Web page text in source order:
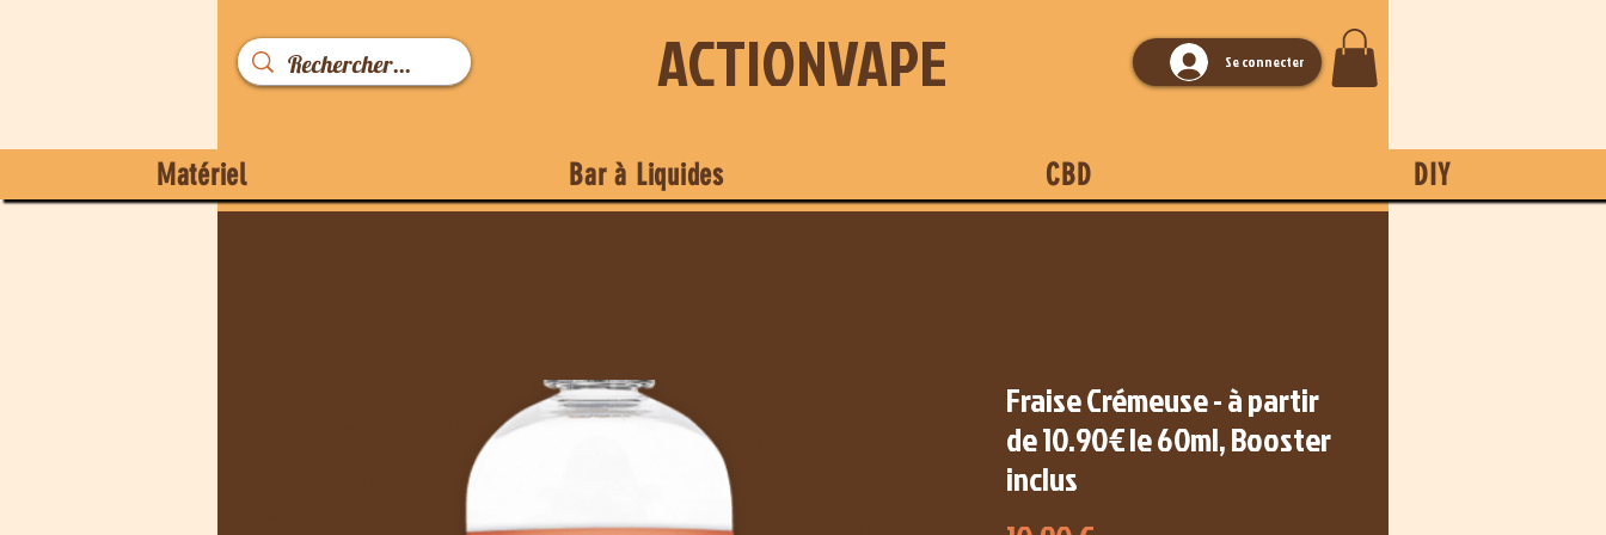
ACTIONVAPE Se connecter
Matériel Bar à Liquides CBD DIY
Fraise Crémeuse - à partir
de 10.90€ le 60ml, Booster
inclus